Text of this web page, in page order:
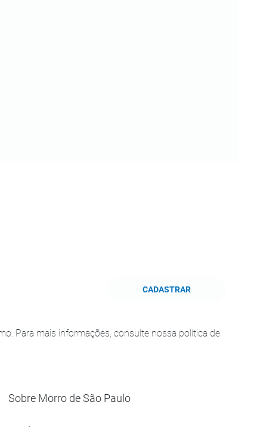
Sobre Morro de São Paulo
CADASTRAR
Para mais informações, consulte nossa política de